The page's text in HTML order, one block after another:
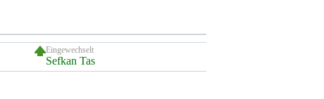
Eingewechselt
Sefkan Tas